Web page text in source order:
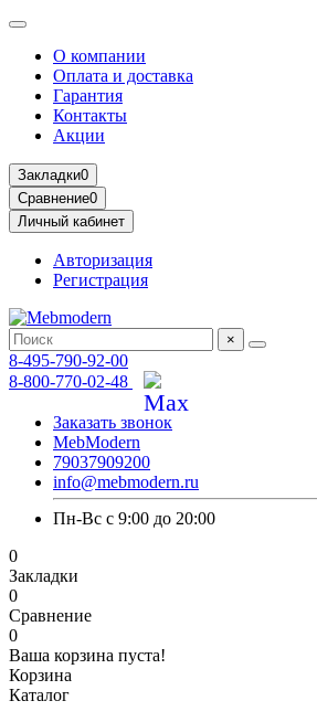
О компании
Оплата и доставка
Гарантия
Контакты
Акции
Закладки0
Сравнение0
Личный кабинет
Авторизация
Регистрация
×
8-495-790-92-00
8-800-770-02-48
Заказать звонок
MebModern
79037909200
info@mebmodern.ru
Пн-Вс с 9:00 до 20:00
0
Закладки
0
Сравнение
0
Ваша корзина пуста!
Корзина
Каталог